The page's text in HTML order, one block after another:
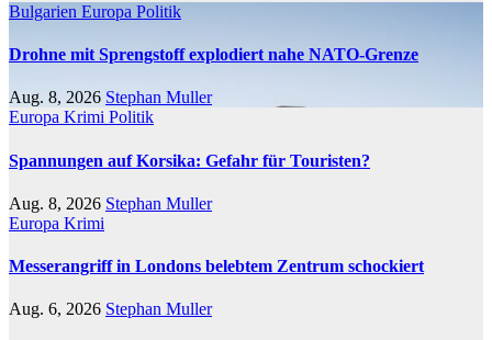
Bulgarien Europa Politik
Drohne mit Sprengstoff explodiert nahe NATO-Grenze
Aug. 8, 2026 Stephan Muller
Europa Krimi Politik
Spannungen auf Korsika: Gefahr für Touristen?
Aug. 8, 2026 Stephan Muller
Europa Krimi
Messerangriff in Londons belebtem Zentrum schockiert
Aug. 6, 2026 Stephan Muller